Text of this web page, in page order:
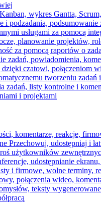
wykres Gantta,
podzadania,
usługami za pomocą
planowanie projektów,
za pomocą raportów o
zadań, powiadomienia,
dzięki czatowi, połączeniom
tworzeniu
zadań, listy kontrolne i
i projektami
komentarze, reakcje,
Przechowuj, udostępniaj i
użytkowników
udostępnianie
i firmowe, wolne terminy,
połączenia wideo,
teksty